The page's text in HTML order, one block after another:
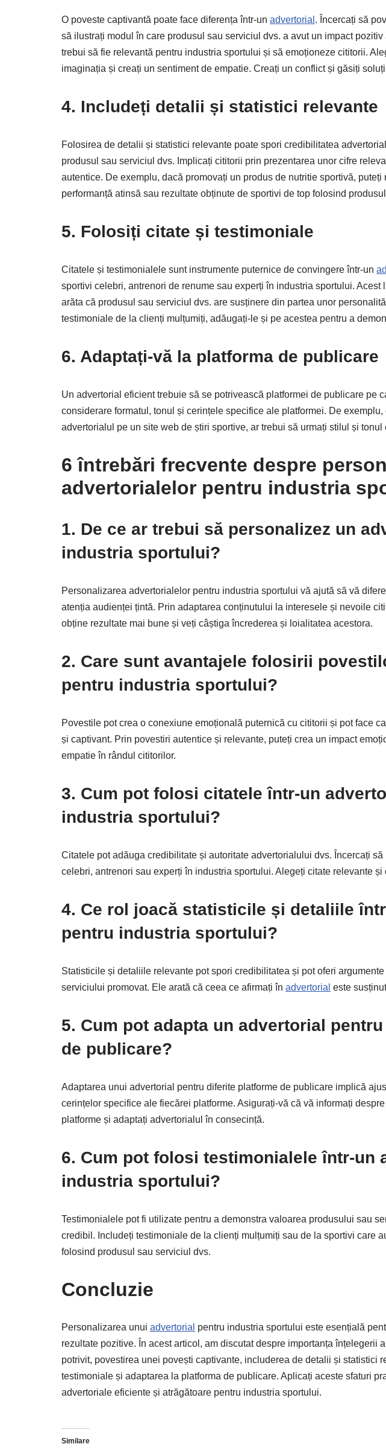
O poveste captivantă poate face diferența într-un advertorial . Încercați să
să ilustrați modul în care produsul sau serviciul dvs. a avut un impact
trebui să fie relevantă pentru industria sportului și să emoționeze cititorii.
imaginația și creați un sentiment de empatie. Creați un conflict și găsiți
4. Includeți detalii și statistici relevante
Folosirea de detalii și statistici relevante poate spori credibilitatea
produsul sau serviciul dvs. Implicați cititorii prin prezentarea unor cifre
autentice. De exemplu, dacă promovați un produs de nutritie sportivă,
performanță atinsă sau rezultate obținute de sportivi de top folosind
5. Folosiți citate și testimoniale
Citatele și testimonialele sunt instrumente puternice de convingere într-un
sportivi celebri, antrenori de renume sau experți în industria sportului. Acest
arăta că produsul sau serviciul dvs. are susținere din partea unor
testimoniale de la clienți mulțumiți, adăugați-le și pe acestea pentru a
6. Adaptați-vă la platforma de publicare
Un advertorial eficient trebuie să se potrivească platformei de publicare pe
considerare formatul, tonul și cerințele specifice ale platformei. De
advertorialul pe un site web de știri sportive, ar trebui să urmați stilul și
6 întrebări frecvente despre
advertorialelor pentru industria
1. De ce ar trebui să personalizez un
industria sportului?
Personalizarea advertorialelor pentru industria sportului vă ajută să vă
atenția audienței țintă. Prin adaptarea conținutului la interesele și nevoile
obține rezultate mai bune și veți câștiga încrederea și loialitatea acestora.
2. Care sunt avantajele folosirii
pentru industria sportului?
Povestile pot crea o conexiune emoțională puternică cu cititorii și pot face
și captivant. Prin povestiri autentice și relevante, puteți crea un impact
empatie în rândul cititorilor.
3. Cum pot folosi citatele într-un
industria sportului?
Citatele pot adăuga credibilitate și autoritate advertorialului dvs. Încercați
celebri, antrenori sau experți în industria sportului. Alegeți citate relevante
4. Ce rol joacă statisticile și detaliile
pentru industria sportului?
Statisticile și detaliile relevante pot spori credibilitatea și pot oferi
serviciului promovat. Ele arată că ceea ce afirmați în advertorial este
5. Cum pot adapta un advertorial
de publicare?
Adaptarea unui advertorial pentru diferite platforme de publicare implică
cerințelor specifice ale fiecărei platforme. Asigurați-vă că vă informați
platforme și adaptați advertorialul în consecință.
6. Cum pot folosi testimonialele într-un
industria sportului?
Testimonialele pot fi utilizate pentru a demonstra valoarea produsului sau
credibil. Includeți testimoniale de la clienți mulțumiți sau de la sportivi care
folosind produsul sau serviciul dvs.
Concluzie
Personalizarea unui advertorial pentru industria sportului este esențială
rezultate pozitive. În acest articol, am discutat despre importanța înțelegerii
potrivit, povestirea unei povești captivante, includerea de detalii și statistici
testimoniale și adaptarea la platforma de publicare. Aplicați aceste sfaturi
advertoriale eficiente și atrăgătoare pentru industria sportului.
Similare